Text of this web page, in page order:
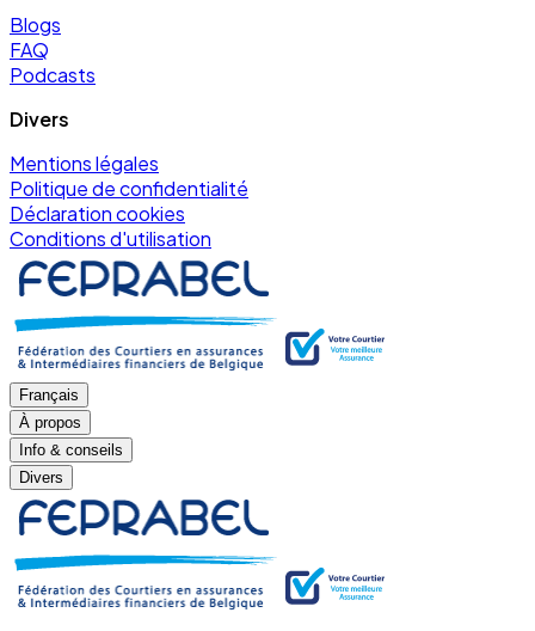
Blogs
FAQ
Podcasts
Divers
Mentions légales
Politique de confidentialité
Déclaration cookies
Conditions d'utilisation
Français
À propos
Info & conseils
Divers